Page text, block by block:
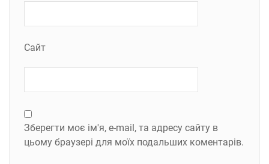
Сайт
Зберегти моє ім'я, e-mail, та адресу сайту в
цьому браузері для моїх подальших коментарів.